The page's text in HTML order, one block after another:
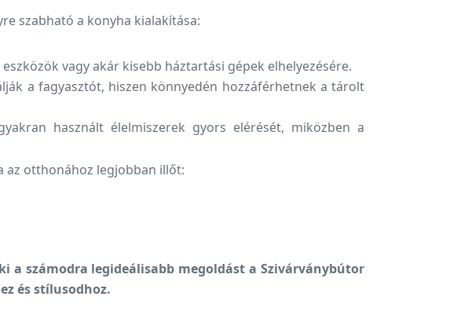
szabható a konyha kialakítása:
vagy akár kisebb háztartási gépek elhelyezésére.
a fagyasztót, hiszen könnyedén hozzáférhetnek a tárolt
használt élelmiszerek gyors elérését, miközben a
az otthonához legjobban illőt:
a számodra legideálisabb megoldást a Szivárványbútor
és stílusodhoz.